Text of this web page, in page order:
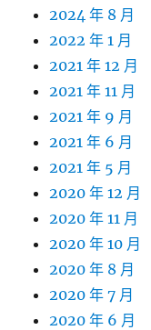
2024 年 8 月
2022 年 1 月
2021 年 12 月
2021 年 11 月
2021 年 9 月
2021 年 6 月
2021 年 5 月
2020 年 12 月
2020 年 11 月
2020 年 10 月
2020 年 8 月
2020 年 7 月
2020 年 6 月